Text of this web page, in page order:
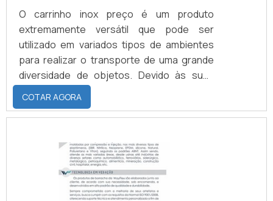
O carrinho inox preço é um produto
extremamente versátil que pode ser
utilizado em variados tipos de ambientes
para realizar o transporte de uma grande
diversidade de objetos. Devido às suas
rodinhas que proporcionam praticidade ao
carrinho de inox, o transporte de qualquer
tipo de material é realizado de forma ágil e
se apresenta como um meio de auxílio não
apenas no transporte de objetos, mas
consequentemente na organização do
ambiente em si.Detalhes .
COTAR AGORA